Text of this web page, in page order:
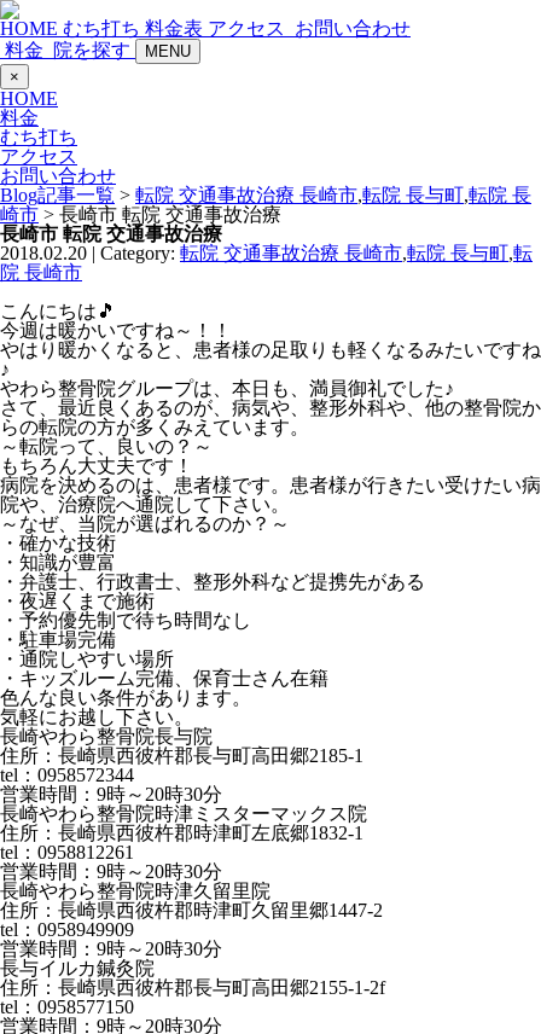
HOME むち打ち 料金表 アクセス
お問い合わせ
料金
院を探す
MENU
×
HOME
料金
むち打ち
アクセス
お問い合わせ
Blog記事一覧 > 転院 交通事故治療 長崎市,転院 長与町,転院 長
崎市 > 長崎市 転院 交通事故治療
長崎市 転院 交通事故治療
2018.02.20 | Category: 転院 交通事故治療 長崎市,転院 長与町,転
院 長崎市
こんにちは🎵
今週は暖かいですね～！！
やはり暖かくなると、患者様の足取りも軽くなるみたいですね
♪
やわら整骨院グループは、本日も、満員御礼でした♪
さて、最近良くあるのが、病気や、整形外科や、他の整骨院か
らの転院の方が多くみえています。
～転院って、良いの？～
もちろん大丈夫です！
病院を決めるのは、患者様です。患者様が行きたい受けたい病
院や、治療院へ通院して下さい。
～なぜ、当院が選ばれるのか？～
・確かな技術
・知識が豊富
・弁護士、行政書士、整形外科など提携先がある
・夜遅くまで施術
・予約優先制で待ち時間なし
・駐車場完備
・通院しやすい場所
・キッズルーム完備、保育士さん在籍
色んな良い条件があります。
気軽にお越し下さい。
長崎やわら整骨院長与院
住所：長崎県西彼杵郡長与町高田郷2185-1
tel：0958572344
営業時間：9時～20時30分
長崎やわら整骨院時津ミスターマックス院
住所：長崎県西彼杵郡時津町左底郷1832-1
tel：0958812261
営業時間：9時～20時30分
長崎やわら整骨院時津久留里院
住所：長崎県西彼杵郡時津町久留里郷1447-2
tel：0958949909
営業時間：9時～20時30分
長与イルカ鍼灸院
住所：長崎県西彼杵郡長与町高田郷2155-1-2f
tel：0958577150
営業時間：9時～20時30分